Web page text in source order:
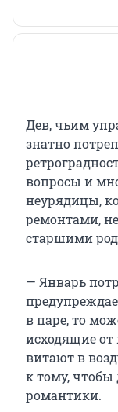
Дев, чьим
знатно
вопросы и
неурядицы,
ремонтами,
старшими
— Январь
в паре, то
исходящие от
витают в
к тому,
романтики.